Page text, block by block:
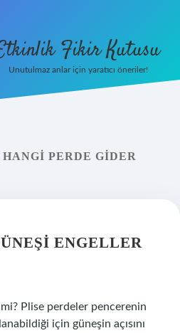
Fikir Kutusu
Unutulmaz anlar için yaratıcı öneriler!
PERDE GIDER
ENGELLER
Plise perdeler pencerenin
için güneşin açısını